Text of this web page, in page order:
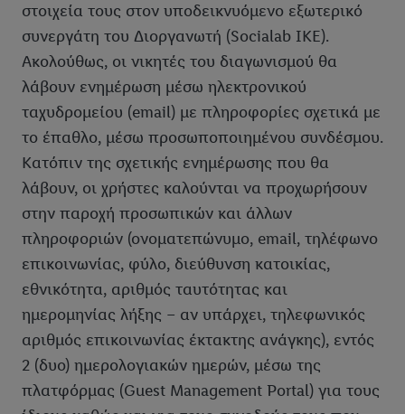
στοιχεία τους στον υποδεικνυόμενο εξωτερικό
συνεργάτη του Διοργανωτή (Socialab IKE).
Ακολούθως, οι νικητές του διαγωνισμού θα
λάβουν ενημέρωση μέσω ηλεκτρονικού
ταχυδρομείου (email) με πληροφορίες σχετικά με
το έπαθλο, μέσω προσωποποιημένου συνδέσμου.
Κατόπιν της σχετικής ενημέρωσης που θα
λάβουν, οι χρήστες καλούνται να προχωρήσουν
στην παροχή προσωπικών και άλλων
πληροφοριών (ονοματεπώνυμο, email, τηλέφωνο
επικοινωνίας, φύλο, διεύθυνση κατοικίας,
εθνικότητα, αριθμός ταυτότητας και
ημερομηνίας λήξης – αν υπάρχει, τηλεφωνικός
αριθμός επικοινωνίας έκτακτης ανάγκης), εντός
2 (δυο) ημερολογιακών ημερών, μέσω της
πλατφόρμας (Guest Management Portal) για τους